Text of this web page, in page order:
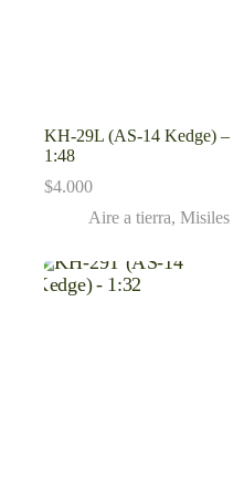
KH-29L (AS-14 Kedge) –
1:48
$4.000
Aire a tierra, Misiles